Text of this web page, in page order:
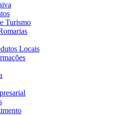
Turismo
Locais